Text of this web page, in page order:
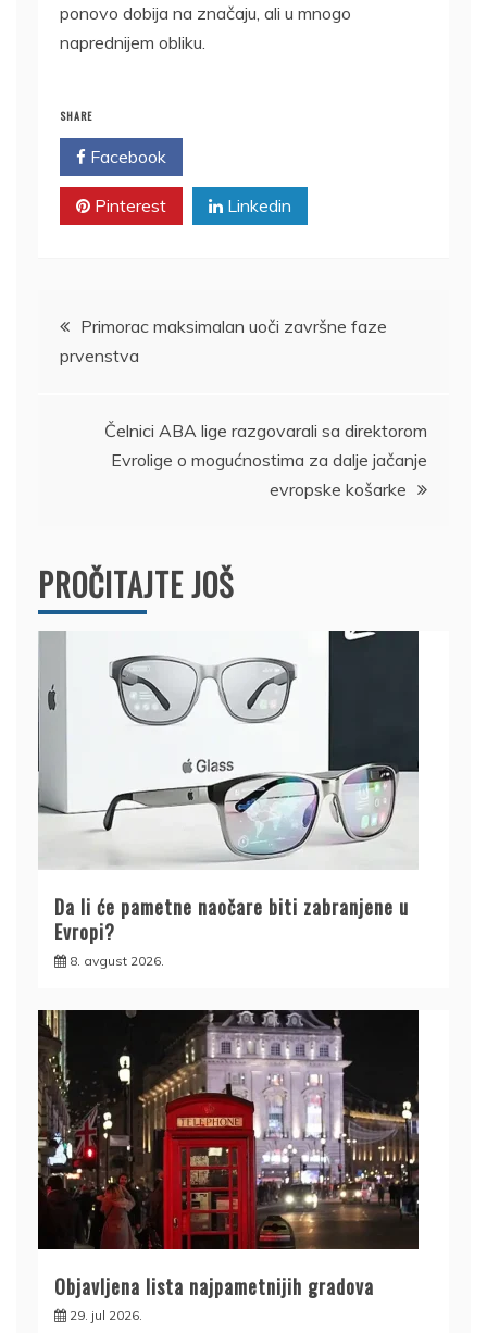
ponovo dobija na značaju, ali u mnogo
naprednijem obliku.
SHARE
Facebook
Pinterest Linkedin
Kretanje
članka
Primorac maksimalan uoči završne faze
prvenstva
Čelnici ABA lige razgovarali sa direktorom
Evrolige o mogućnostima za dalje jačanje
evropske košarke
PROČITAJTE JOŠ
Da li će pametne naočare biti zabranjene u
Evropi?
8. avgust 2026.
Objavljena lista najpametnijih gradova
29. jul 2026.